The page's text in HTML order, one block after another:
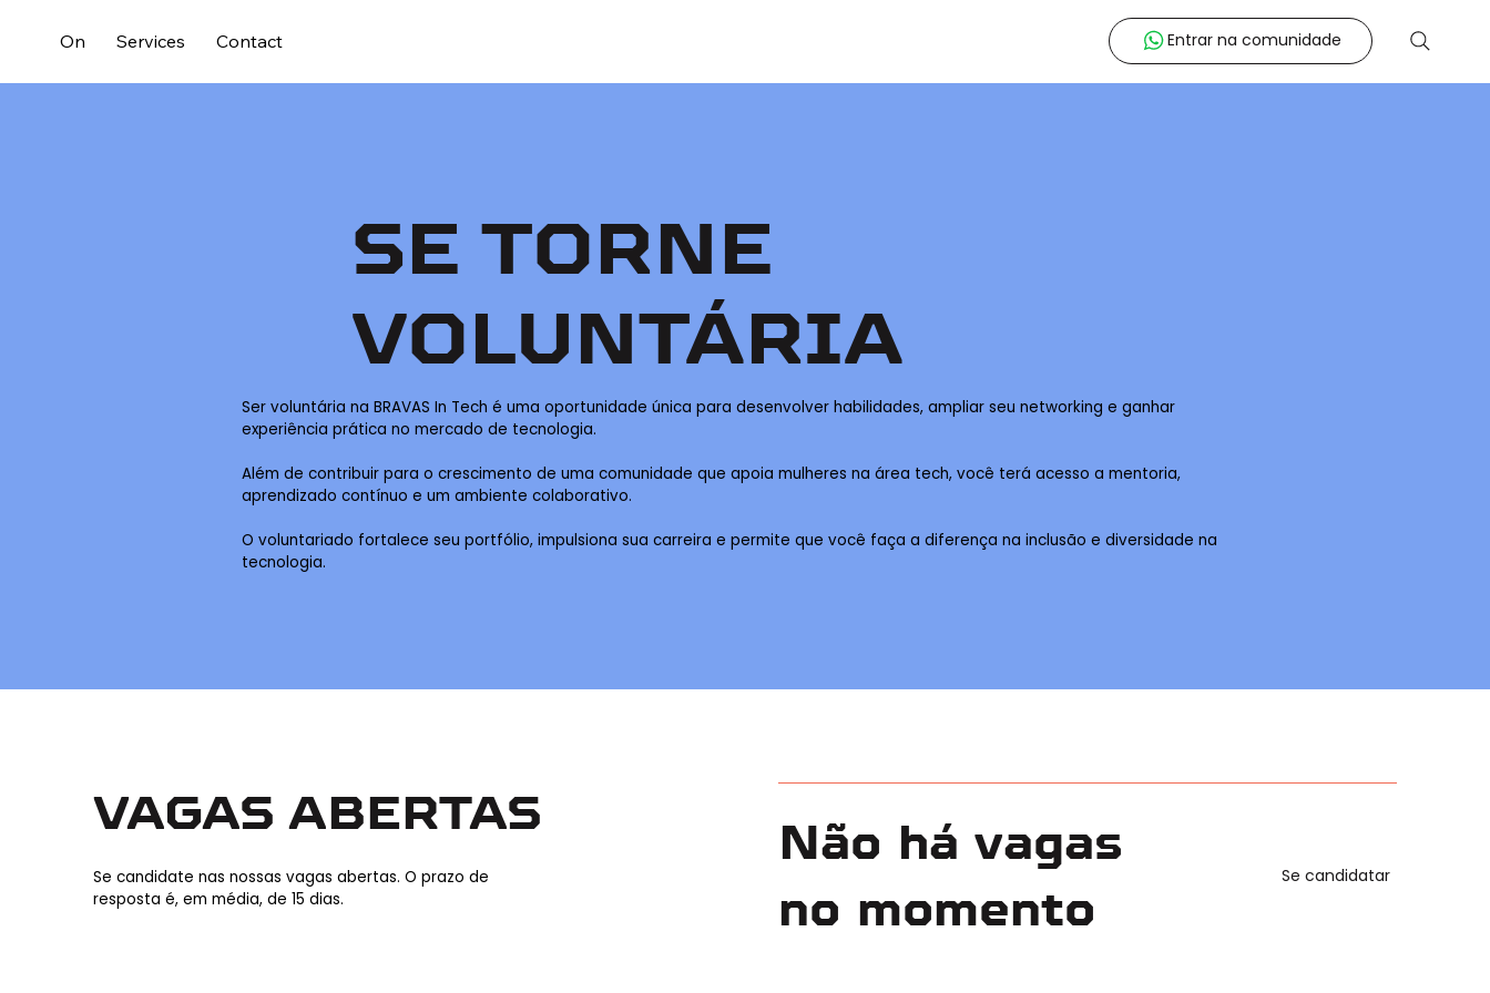
On Services Contact Entrar na comunidade
SE TORNE
VOLUNTÁRIA
Ser voluntária na BRAVAS In Tech é uma oportunidade única para desenvolver habilidades, ampliar seu networking e ganhar
experiência prática no mercado de tecnologia.
Além de contribuir para o crescimento de uma comunidade que apoia mulheres na área tech, você terá acesso a mentoria,
aprendizado contínuo e um ambiente colaborativo.
O voluntariado fortalece seu portfólio, impulsiona sua carreira e permite que você faça a diferença na inclusão e diversidade na
tecnologia.
VAGAS ABERTAS
Se candidate nas nossas vagas abertas. O prazo de
resposta é, em média, de 15 dias.
Não há vagas
no momento
Se candidatar